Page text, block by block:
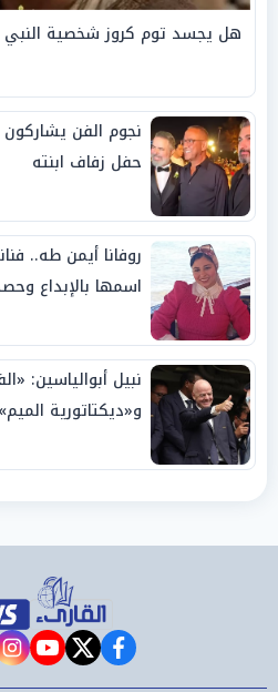
هل يجسد توم كروز شخصية النبي
نجوم الفن
حفل زفاف ابنته
روفانا أيمن طه..
اسمها بالإبداع
نبيل أبوالياسين:
و«ديكتاتورية
facebook
twitter